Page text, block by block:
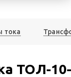
тока
ТОЛ-